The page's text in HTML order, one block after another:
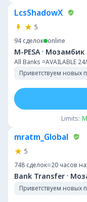
LcsShadowX
5
94 сделок online
M-PESA · Мозамбик
All Banks =AVAILABLE
Приветствуем новых
Limits:
mratm_Global
5
748 сделок 20 часов
Bank Transfer ·
Приветствуем новых